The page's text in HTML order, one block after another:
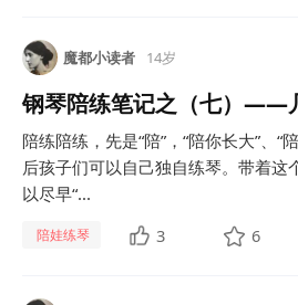
魔都小读者 14岁
钢琴陪练笔记之（七）——
陪练陪练，先是“陪”，“陪你长大”、
后孩子们可以自己独自练琴。带着
以尽早“...
陪娃练琴 3 6